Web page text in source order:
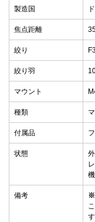
製造国
焦点距離
絞り
絞り羽
マウント
種類
付属品
状態
備考
※